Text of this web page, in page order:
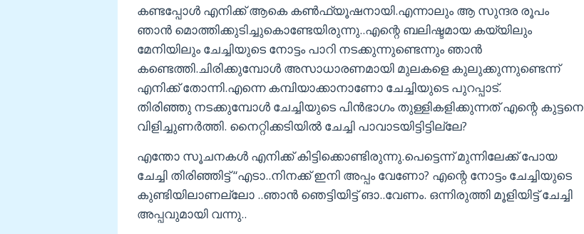
കണ്ടപ്പോൾ എനിക്ക് ആകെ കണ്‍ഫ്യൂഷനായി.എന്നാലും ആ സുന്ദര രൂപം
ഞാൻ മൊത്തിക്കുടിച്ചുകൊണ്ടേയിരുന്നു..എന്റെ ബലിഷ്ടമായ കയ്യിലും
മേനിയിലും ചേച്ചിയുടെ നോട്ടം പാറി നടക്കുന്നുണ്ടെന്നും ഞാൻ
കണ്ടെത്തി.ചിരിക്കുമ്പോൾ അസാധാരണമായി മുലകളെ കുലുക്കുന്നുണ്ടെന്ന്
എനിക്ക് തോന്നി.എന്നെ കമ്പിയാക്കാനാണോ ചേച്ചിയുടെ പുറപ്പാട്.
തിരിഞ്ഞു നടക്കുമ്പോൾ ചേച്ചിയുടെ പിൻഭാഗം തുള്ളികളിക്കുന്നത് എന്റെ കുട്ടനെ
വിളിച്ചുണർത്തി. നൈറ്റിക്കടിയിൽ ചേച്ചി പാവാടയിട്ടിട്ടില്ലേ?
എന്തോ സൂചനകൾ എനിക്ക് കിട്ടിക്കൊണ്ടിരുന്നു.പെട്ടെന്ന് മുന്നിലേക്ക് പോയ
ചേച്ചി തിരിഞ്ഞിട്ട് “എടാ..നിനക്ക് ഇനി അപ്പം വേണോ? എന്റെ നോട്ടം ചേച്ചിയുടെ
കുണ്ടിയിലാണല്ലോ ..ഞാൻ ഞെട്ടിയിട്ട് ങാ..വേണം. ഒന്നിരുത്തി മൂളിയിട്ട് ചേച്ചി
അപ്പവുമായി വന്നു..